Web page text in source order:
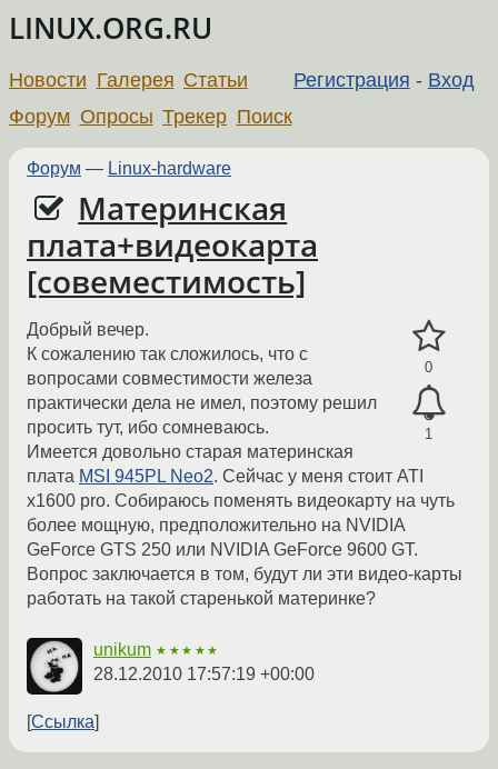
LINUX.ORG.RU
Регистрация - Вход
Новости Галерея Статьи
Форум Опросы Трекер Поиск
Форум — Linux-hardware
Материнская
плата+видеокарта
[совеместимость]
0
1
Добрый вечер.
К сожалению так сложилось, что с
вопросами совместимости железа
практически дела не имел, поэтому решил
просить тут, ибо сомневаюсь.
Имеется довольно старая материнская
плата MSI 945PL Neo2. Сейчас у меня стоит ATI
x1600 pro. Собираюсь поменять видеокарту на чуть
более мощную, предположительно на NVIDIA
GeForce GTS 250 или NVIDIA GeForce 9600 GT.
Вопрос заключается в том, будут ли эти видео-карты
работать на такой старенькой материнке?
unikum ★★★★★
28.12.2010 17:57:19 +00:00
Ссылка